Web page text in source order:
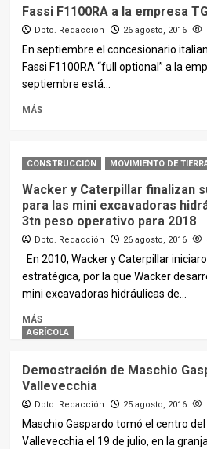
Fassi F1100RA a la empresa
Dpto. Redacción 26 agosto, 2016
En septiembre el concesionario
Fassi F1100RA “full optional” a la
septiembre está...
MÁS
CONSTRUCCIÓN MOVIMIENTO DE
Wacker y Caterpillar finalizan
para las mini excavadoras
3tn peso operativo para 2018
Dpto. Redacción 26 agosto, 2016
En 2010, Wacker y Caterpillar
estratégica, por la que Wacker
mini excavadoras hidráulicas de...
MÁS
AGRÍCOLA
Demostración de Maschio
Vallevecchia
Dpto. Redacción 25 agosto, 2016
Maschio Gaspardo tomó el centro
Vallevecchia el 19 de julio, en la